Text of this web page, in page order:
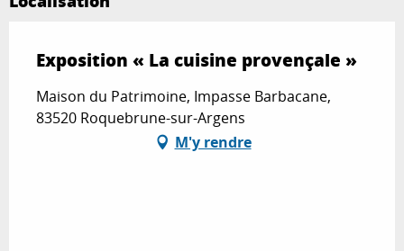
Exposition « La cuisine provençale »
Maison du Patrimoine, Impasse Barbacane,
83520 Roquebrune-sur-Argens
M'y rendre